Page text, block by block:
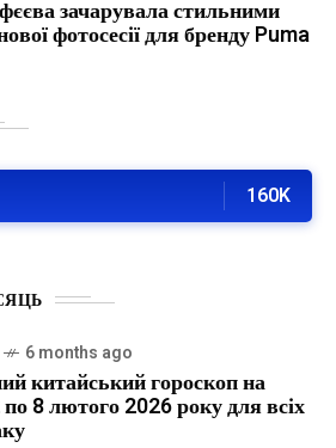
зачарувала стильними
фотосесії для бренду Puma
160K
6 months ago
китайський гороскоп на
8 лютого 2026 року для всіх